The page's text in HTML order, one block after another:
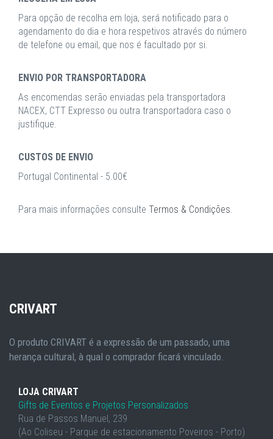
Para opção de recolha em loja, será notificado para o
agendamento do dia e hora respetivos através do número
de telefone ou email, que nos é facultado por si.
ENVIO POR TRANSPORTADORA
As encomendas serão enviadas pela transportadora
NACEX, CTT Expresso ou outra transportadora caso o
justifique.
CUSTOS DE ENVIO
Portugal Continental - 5.00€
Para mais informações consulte Termos & Condições.
CRIVART
O produto CRIVART é a expressão de um passado, uma
herança cultural, à qual o comprador ficará vinculado.
LOJA CRIVART
Gifts de Eventos e Projetos Personalizados
Rua de Passos Manuel, 239
(Ao Coliseu - Parque de estacionamento Poveiros - Porto)